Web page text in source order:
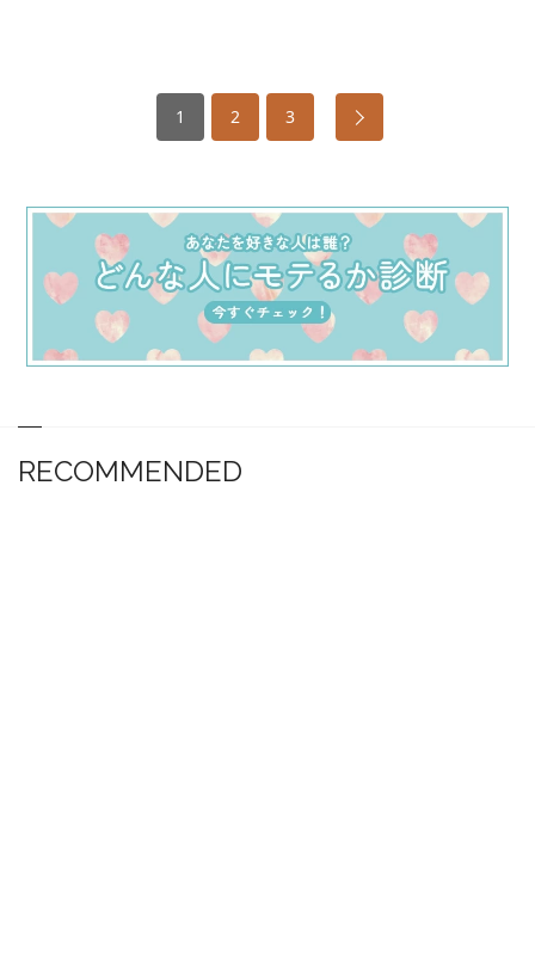
1 2 3
RECOMMENDED